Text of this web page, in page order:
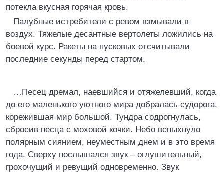
потекла вкусная горячая кровь.
Палубные истребители с ревом взмывали в
воздух. Тяжелые десантные вертолеты ложились на
боевой курс. Ракеты на пусковых отсчитывали
последние секунды перед стартом.
…Песец дремал, наевшийся и отяжелевший, когда
до его маленького уютного мира добралась судорога,
корежившая мир большой. Тундра содрогнулась,
сбросив песца с моховой кочки. Небо вспыхнуло
полярным сиянием, неуместным днем и в это время
года. Сверху послышался звук – оглушительный,
грохочущий и ревущий одновременно. Звук